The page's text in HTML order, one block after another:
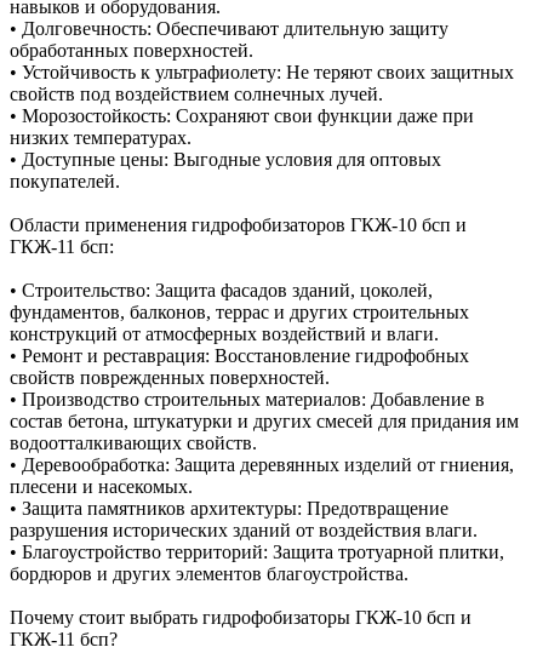
навыков и оборудования.
• Долговечность: Обеспечивают длительную защиту
обработанных поверхностей.
• Устойчивость к ультрафиолету: Не теряют своих защитных
свойств под воздействием солнечных лучей.
• Морозостойкость: Сохраняют свои функции даже при
низких температурах.
• Доступные цены: Выгодные условия для оптовых
покупателей.
Области применения гидрофобизаторов ГКЖ-10 бсп и
ГКЖ-11 бсп:
• Строительство: Защита фасадов зданий, цоколей,
фундаментов, балконов, террас и других строительных
конструкций от атмосферных воздействий и влаги.
• Ремонт и реставрация: Восстановление гидрофобных
свойств поврежденных поверхностей.
• Производство строительных материалов: Добавление в
состав бетона, штукатурки и других смесей для придания им
водоотталкивающих свойств.
• Деревообработка: Защита деревянных изделий от гниения,
плесени и насекомых.
• Защита памятников архитектуры: Предотвращение
разрушения исторических зданий от воздействия влаги.
• Благоустройство территорий: Защита тротуарной плитки,
бордюров и других элементов благоустройства.
Почему стоит выбрать гидрофобизаторы ГКЖ-10 бсп и
ГКЖ-11 бсп?